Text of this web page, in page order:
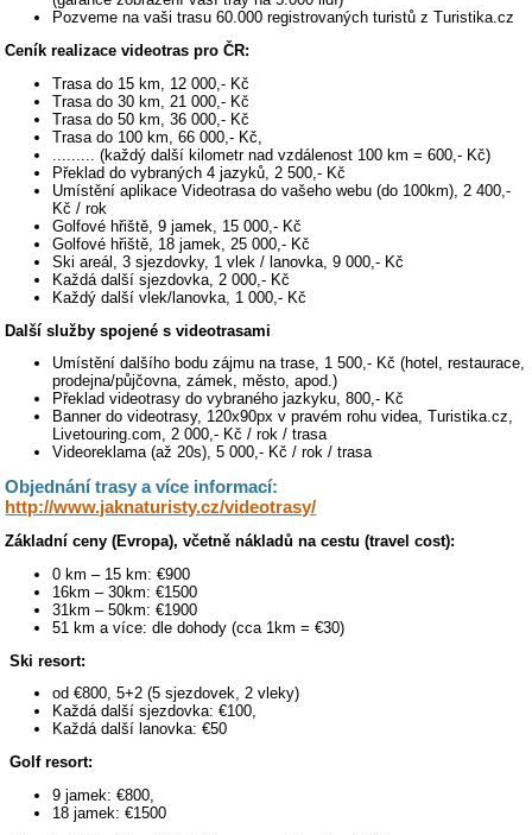
Pozveme na vaši trasu 60.000 registrovaných turistů z Turistika.cz
Ceník realizace videotras pro ČR:
Trasa do 15 km, 12 000,- Kč
Trasa do 30 km, 21 000,- Kč
Trasa do 50 km, 36 000,- Kč
Trasa do 100 km, 66 000,- Kč,
......... (každý další kilometr nad vzdálenost 100 km = 600,- Kč)
Překlad do vybraných 4 jazyků, 2 500,- Kč
Umístění aplikace Videotrasa do vašeho webu (do 100km), 2 400,-
Kč / rok
Golfové hřiště, 9 jamek, 15 000,- Kč
Golfové hřiště, 18 jamek, 25 000,- Kč
Ski areál, 3 sjezdovky, 1 vlek / lanovka, 9 000,- Kč
Každá další sjezdovka, 2 000,- Kč
Každý další vlek/lanovka, 1 000,- Kč
Další služby spojené s videotrasami
Umístění dalšího bodu zájmu na trase, 1 500,- Kč (hotel, restaurace,
prodejna/půjčovna, zámek, město, apod.)
Překlad videotrasy do vybraného jazkyku, 800,- Kč
Banner do videotrasy, 120x90px v pravém rohu videa, Turistika.cz,
Livetouring.com, 2 000,- Kč / rok / trasa
Videoreklama (až 20s), 5 000,- Kč / rok / trasa
Objednání trasy a více informací:
http://www.jaknaturisty.cz/videotrasy/
Základní ceny (Evropa), včetně nákladů na cestu (travel cost):
0 km – 15 km: €900
16km – 30km: €1500
31km – 50km: €1900
51 km a více: dle dohody (cca 1km = €30)
Ski resort:
od €800, 5+2 (5 sjezdovek, 2 vleky)
Každá další sjezdovka: €100,
Každá další lanovka: €50
Golf resort:
9 jamek: €800,
18 jamek: €1500